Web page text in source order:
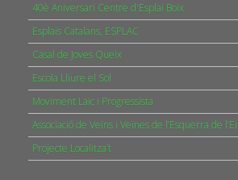
40è Aniversari Centre d'Esplai Boix
Esplais Catalans, ESPLAC
Casal de Joves Queix
Escola Lliure el Sol
Moviment Laic i Progressista
Associació de Veïns i Veïnes de l’Esquerra de
Projecte Localitza’t